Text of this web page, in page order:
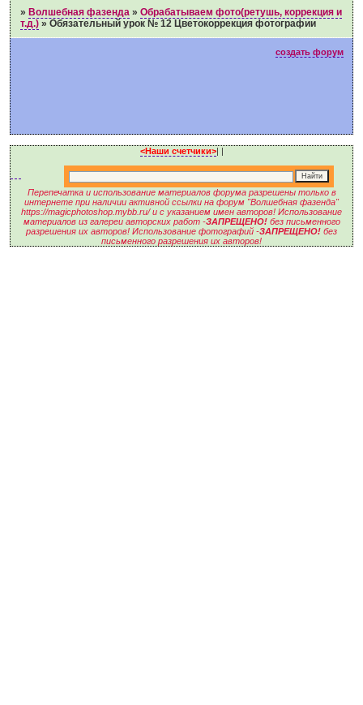
» Волшебная фазенда »Обрабатываем фото(ретушь, коррекция и
т.д.) »Обязательный урок № 12 Цветокоррекция фотографии
создать форум
<Наши счетчики>| |
Перепечатка и использование материалов форума разрешены только в
интернете при наличии активной ссылки на форум "Волшебная фазенда"
https://magicphotoshop.mybb.ru/ и с указанием имен авторов! Использование
материалов из галереи авторских работ -ЗАПРЕЩЕНО!без письменного
разрешения их авторов! Использование фотографий -ЗАПРЕЩЕНО! без
письменного разрешения их авторов!